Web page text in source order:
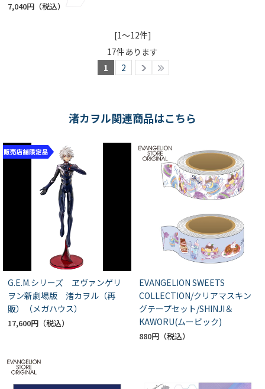
7,040円
[1～12件]
17件あります
1
2
渚カヲル関連商品はこちら
G.E.M.シリーズ ヱヴァンゲリ
ヲン新劇場版 渚カヲル（再
販）（メガハウス）
17,600円
EVANGELION SWEETS
COLLECTION/クリアマスキン
グテープセット/SHINJI＆
KAWORU(ムービック)
880円